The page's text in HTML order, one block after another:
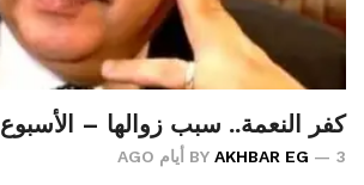
كفر النعمة.. سبب زوالها – الأسبوع
BY AKHBAR EG 3 أيام AGO